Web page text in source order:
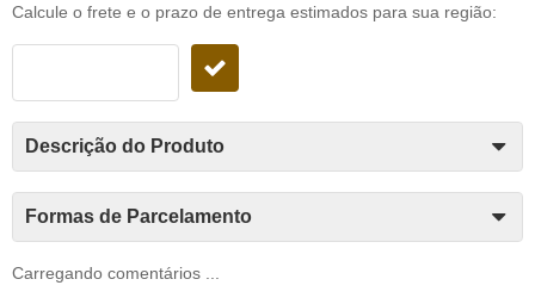
Calcule o frete e o prazo de entrega estimados para sua região:
Descrição do Produto
Formas de Parcelamento
Carregando comentários ...